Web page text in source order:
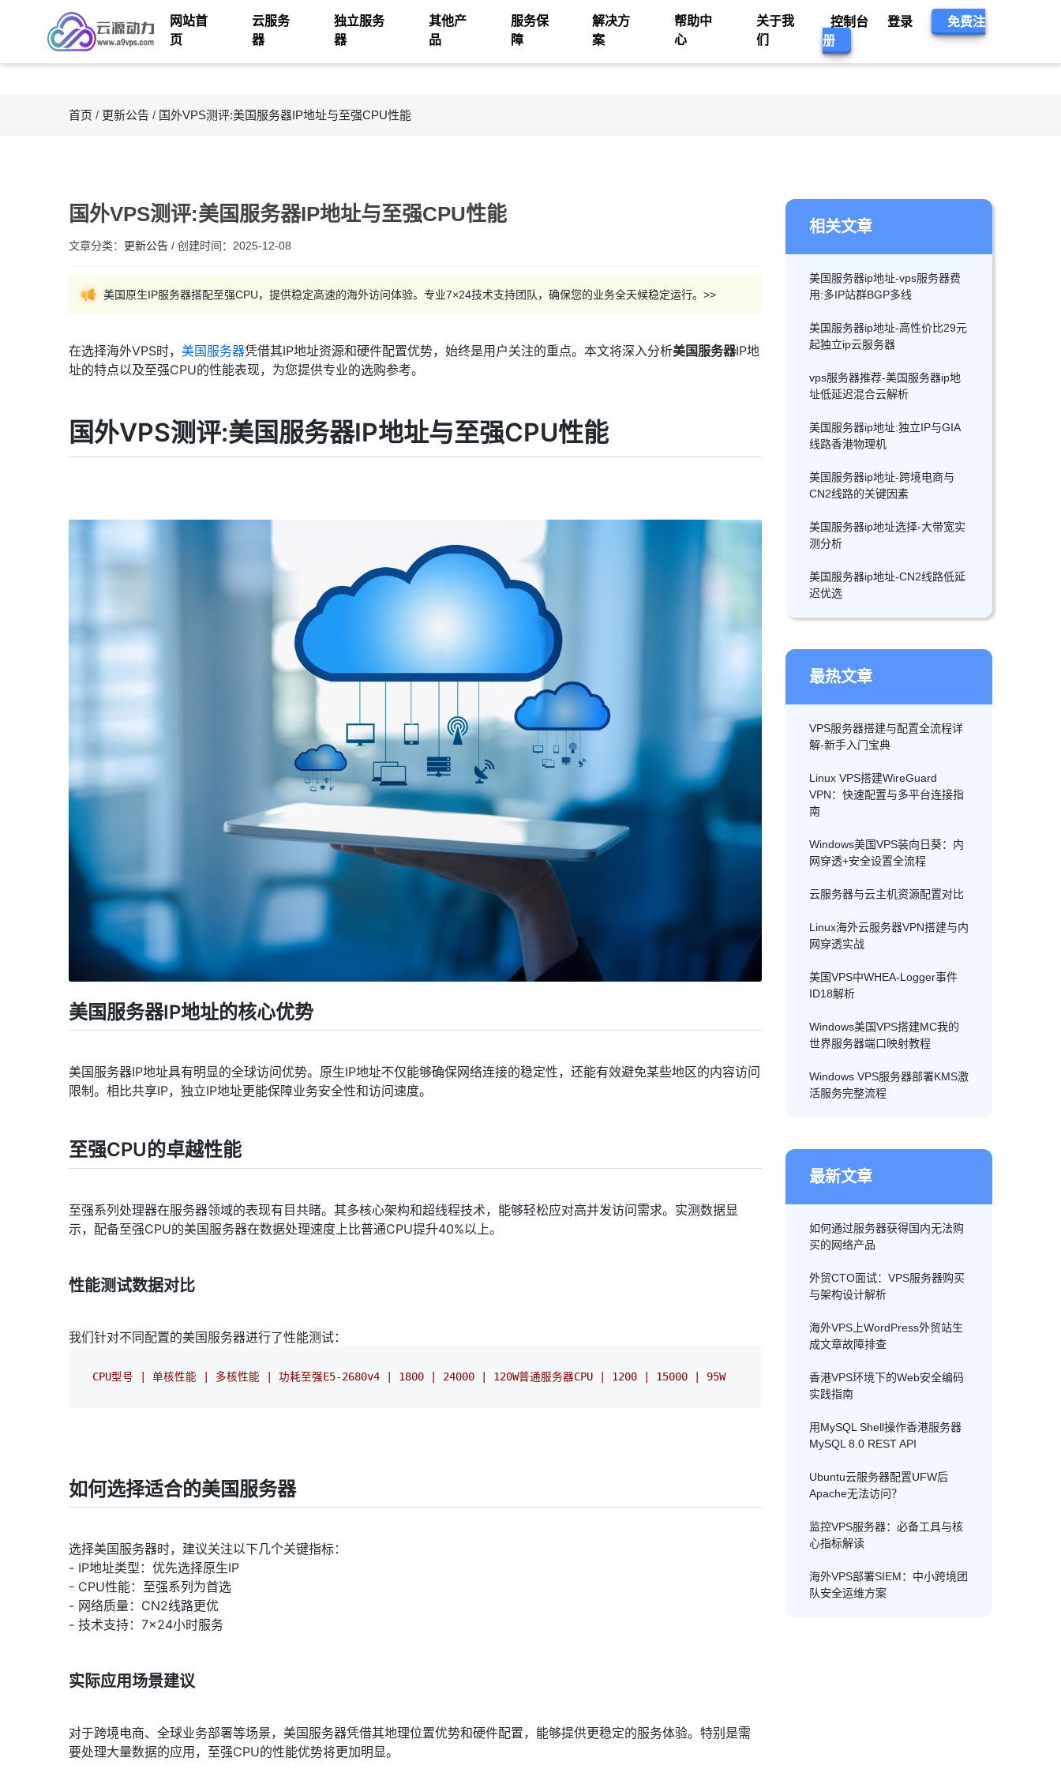
网站首
页
云服务
器
独立服务
器
其他产
品
服务保
障
解决方
案
帮助中
心
关于我
们
控制台 登录
免费注
册
首页 / 更新公告 / 国外VPS测评:美国服务器IP地址与至强CPU性能
国外VPS测评:美国服务器IP地址与至强CPU性能
文章分类： 更新公告 / 创建时间： 2025-12-08
美国原生IP服务器搭配至强CPU，提供稳定高速的海外访问体验。专业7×24技术支持团队，确保您的业务全天候稳定运行。>>
在选择海外VPS时， 美国服务器凭借其IP地址资源和硬件配置优势，始终是用户关注的重点。本文将深入分析美国服务器IP地
址的特点以及至强CPU的性能表现，为您提供专业的选购参考。
国外VPS测评:美国服务器IP地址与至强CPU性能
美国服务器IP地址的核心优势
美国服务器IP地址具有明显的全球访问优势。原生IP地址不仅能够确保网络连接的稳定性，还能有效避免某些地区的内容访问
限制。相比共享IP，独立IP地址更能保障业务安全性和访问速度。
至强CPU的卓越性能
至强系列处理器在服务器领域的表现有目共睹。其多核心架构和超线程技术，能够轻松应对高并发访问需求。实测数据显
示，配备至强CPU的美国服务器在数据处理速度上比普通CPU提升40%以上。
性能测试数据对比
我们针对不同配置的美国服务器进行了性能测试：
CPU型号 单核性能 多核性能 功耗至强E5-2680v4 1800 24000 120W普通服务器CPU 1200 15000 95W
如何选择适合的美国服务器
选择美国服务器时，建议关注以下几个关键指标：
- IP地址类型：优先选择原生IP
- CPU性能：至强系列为首选
- 网络质量：CN2线路更优
- 技术支持：7×24小时服务
实际应用场景建议
对于跨境电商、全球业务部署等场景，美国服务器凭借其地理位置优势和硬件配置，能够提供更稳定的服务体验。特别是需
要处理大量数据的应用，至强CPU的性能优势将更加明显。
相关文章
美国服务器ip地址-vps服务器费
用:多IP站群BGP多线
美国服务器ip地址-高性价比29元
起独立ip云服务器
vps服务器推荐-美国服务器ip地
址低延迟混合云解析
美国服务器ip地址:独立IP与GIA
线路香港物理机
美国服务器ip地址-跨境电商与
CN2线路的关键因素
美国服务器ip地址选择-大带宽实
测分析
美国服务器ip地址-CN2线路低延
迟优选
最热文章
VPS服务器搭建与配置全流程详
解-新手入门宝典
Linux VPS搭建WireGuard
VPN：快速配置与多平台连接指
南
Windows美国VPS装向日葵：内
网穿透+安全设置全流程
云服务器与云主机资源配置对比
Linux海外云服务器VPN搭建与内
网穿透实战
美国VPS中WHEA-Logger事件
ID18解析
Windows美国VPS搭建MC我的
世界服务器端口映射教程
Windows VPS服务器部署KMS激
活服务完整流程
最新文章
如何通过服务器获得国内无法购
买的网络产品
外贸CTO面试：VPS服务器购买
与架构设计解析
海外VPS上WordPress外贸站生
成文章故障排查
香港VPS环境下的Web安全编码
实践指南
用MySQL Shell操作香港服务器
MySQL 8.0 REST API
Ubuntu云服务器配置UFW后
Apache无法访问？
监控VPS服务器：必备工具与核
心指标解读
海外VPS部署SIEM：中小跨境团
队安全运维方案